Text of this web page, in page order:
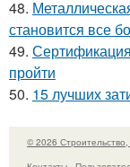
48.
становится все
49.
пройти
50. 15 лучших
© 2026